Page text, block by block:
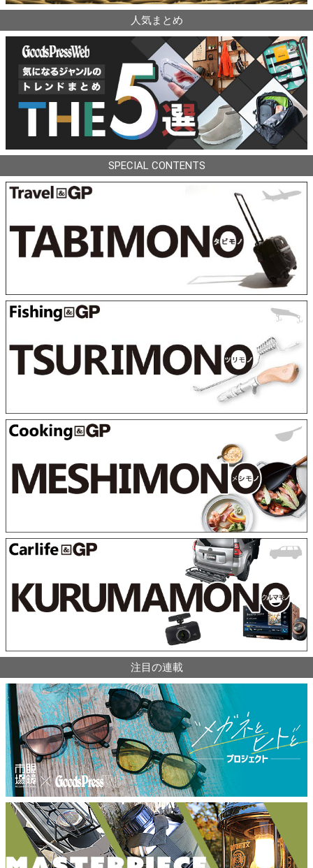
人気まとめ
SPECIAL CONTENTS
注目の連載